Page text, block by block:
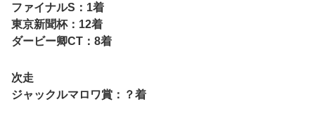
ファイナルS：1着
東京新聞杯：12着
ダービー卿CT：8着
次走
ジャックルマロワ賞：？着